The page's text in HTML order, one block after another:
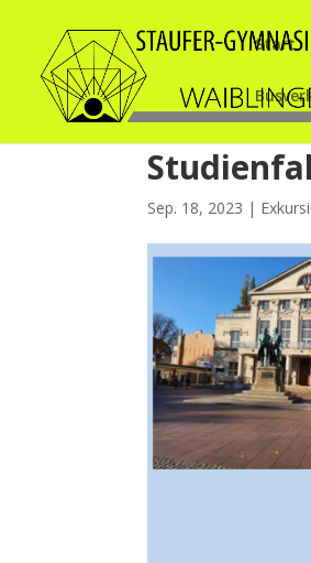
Start
Sep. 18, 2023 |